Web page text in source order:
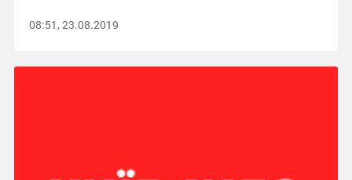
08:51, 23.08.2019